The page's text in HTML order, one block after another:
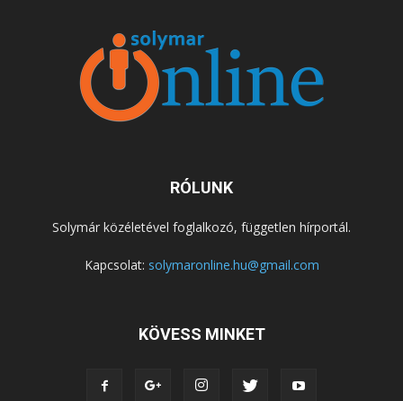
RÓLUNK
Solymár közéletével foglalkozó, független hírportál.
Kapcsolat: solymaronline.hu@gmail.com
KÖVESS MINKET